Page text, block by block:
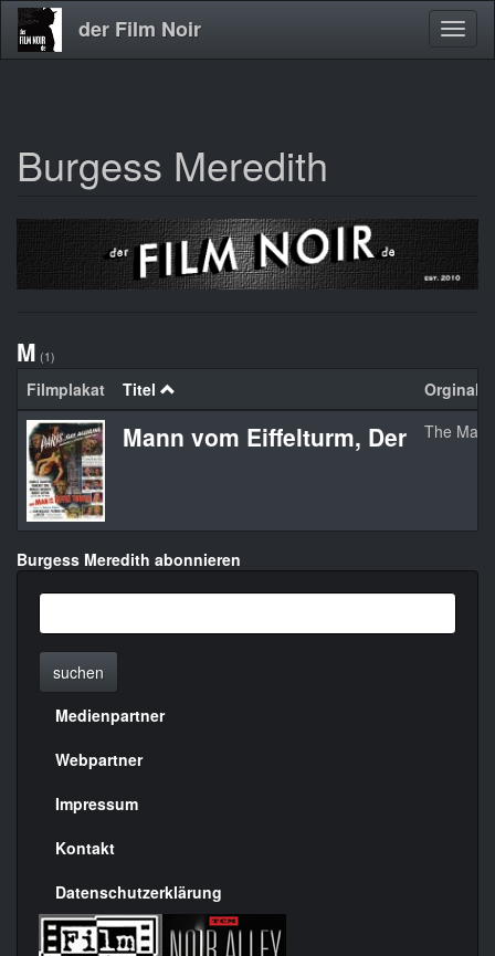
Direkt
zum
der Film Noir
Burgess Meredith
M (1)
Filmplakat Titel
Mann vom Eiffelturm, Der The Man
Burgess Meredith abonnieren
suchen
Menülinks
rechte
Seite
Medienpartner
Webpartner
Impressum
Kontakt
Datenschutzerklärung